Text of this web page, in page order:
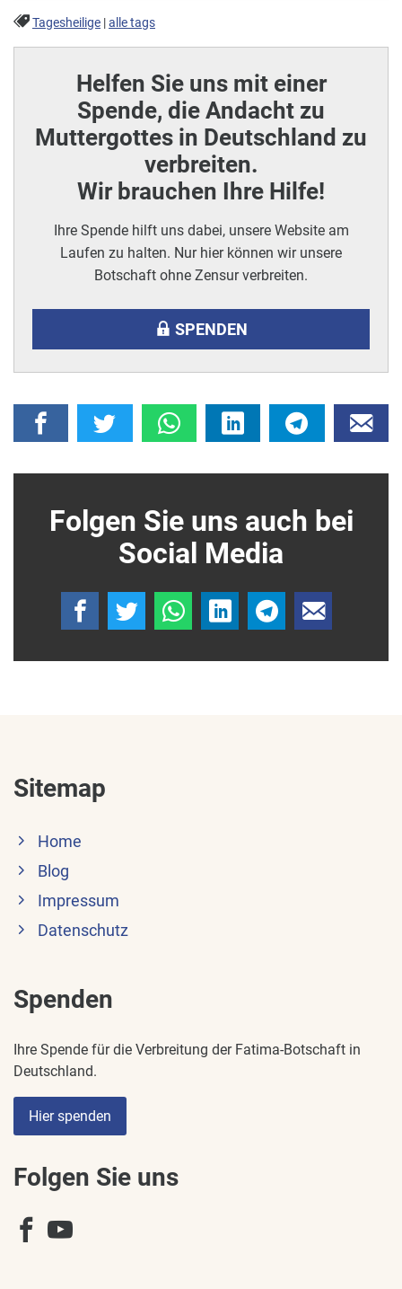
Tagesheilige |alle tags
Helfen Sie uns mit einer
Spende, die Andacht zu
Muttergottes in Deutschland zu
verbreiten.
Wir brauchen Ihre Hilfe!
Ihre Spende hilft uns dabei, unsere Website am
Laufen zu halten. Nur hier können wir unsere
Botschaft ohne Zensur verbreiten.
SPENDEN
Folgen Sie uns auch bei
Social Media
Sitemap
Home
Blog
Impressum
Datenschutz
Spenden
Ihre Spende für die Verbreitung der Fatima-Botschaft in
Deutschland.
Hier spenden
Folgen Sie uns